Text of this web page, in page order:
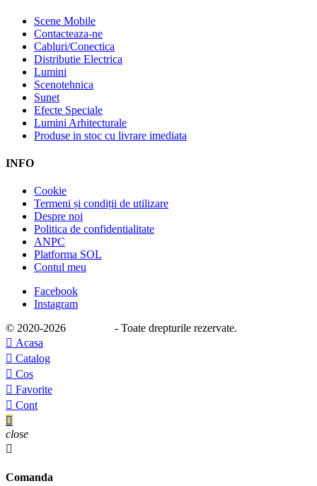
Scene Mobile
Contacteaza-ne
Cabluri/Conectica
Distributie Electrica
Lumini
Scenotehnica
Sunet
Efecte Speciale
Lumini Arhitecturale
Produse in stoc cu livrare imediata
INFO
Cookie
Termeni și condiții de utilizare
Despre noi
Politica de confidentialitate
ANPC
Platforma SOL
Contul meu
Facebook
Instagram
© 2020-2026
- Toate drepturile rezervate.
 Acasa
 Catalog
 Cos
 Favorite
 Cont

close

Comanda